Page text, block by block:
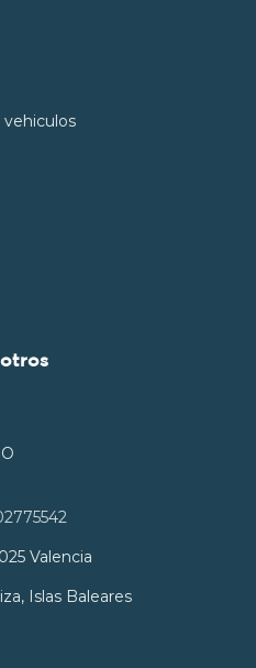
vehiculos
Valencia
Islas Baleares